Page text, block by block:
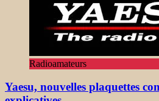
Radioamateurs
Yaesu, nouvelles plaquettes